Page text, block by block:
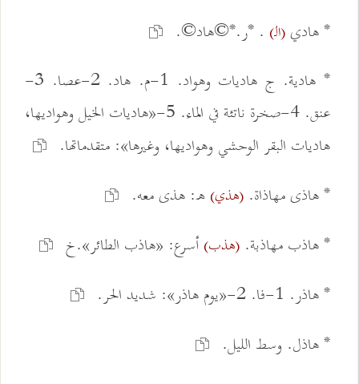
* هادي(الـ) . *ر.*©هاد©.
* هادية. ج هاديات وهواد. 1-م. هاد. 2-عصا. 3-
عنق. 4-صخرة ناتئة في الماء. 5-«هاديات الخيل وهواديها،
هاديات البقر الوحشي وهواديها، وغيرها»: متقدماتها.
* هاذى مهاذاة. (هذي)ه: هذى معه.
* هاذب مهاذبة. (هذب)أسرع: «هاذب الطائر».خ
* هاذر. 1-فا. 2-«يوم هاذر»: شديد الحر.
* هاذل. وسط الليل.